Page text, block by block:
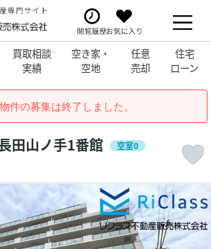
買取相談
実績
空き家・
空地
任意
売却
住宅
ローン
件の募集は終了しました。
田山ノ手1番館 空室0